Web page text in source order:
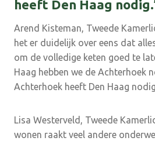
heeft Den Haag
Arend Kisteman, Tweede
het er duidelijk over eens dat
om de volledige keten goed te
Haag hebben we de Achterhoek
Achterhoek heeft Den Haag
Lisa Westerveld, Tweede
wonen raakt veel andere